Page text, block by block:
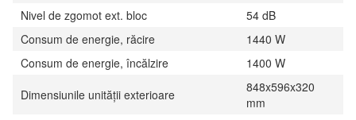
Nivel de zgomot ext. bloc
54 dB
Consum de energie, răcire
1440 W
Consum de energie, încălzire
1400 W
Dimensiunile unității exterioare
848x596x320
mm